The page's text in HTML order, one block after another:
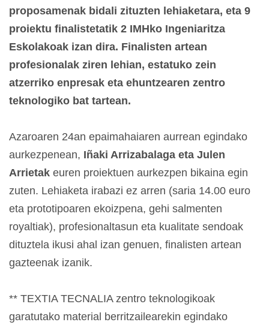
proposamenak bidali zituzten lehiaketara, eta 9
proiektu finalistetatik 2 IMHko Ingeniaritza
Eskolakoak izan dira. Finalisten artean
profesionalak ziren lehian, estatuko zein
atzerriko enpresak eta ehuntzearen zentro
teknologiko bat tartean.
Azaroaren 24an epaimahaiaren aurrean egindako
aurkezpenean, Iñaki Arrizabalaga eta Julen
Arrietak euren proiektuen aurkezpen bikaina egin
zuten. Lehiaketa irabazi ez arren (saria 14.00 euro
eta prototipoaren ekoizpena, gehi salmenten
royaltiak), profesionaltasun eta kualitate sendoak
dituztela ikusi ahal izan genuen, finalisten artean
gazteenak izanik.
** TEXTIA TECNALIA zentro teknologikoak
garatutako material berritzailearekin egindako